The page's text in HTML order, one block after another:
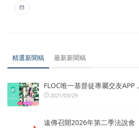
精選新聞稿 最新新聞稿
FLOC唯一基督徒專屬交友APP
2021/03/29
遠傳召開2026年第二季法說會